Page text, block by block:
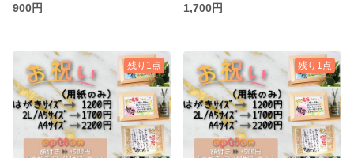
900円
1,700円
残り1点 残り1点